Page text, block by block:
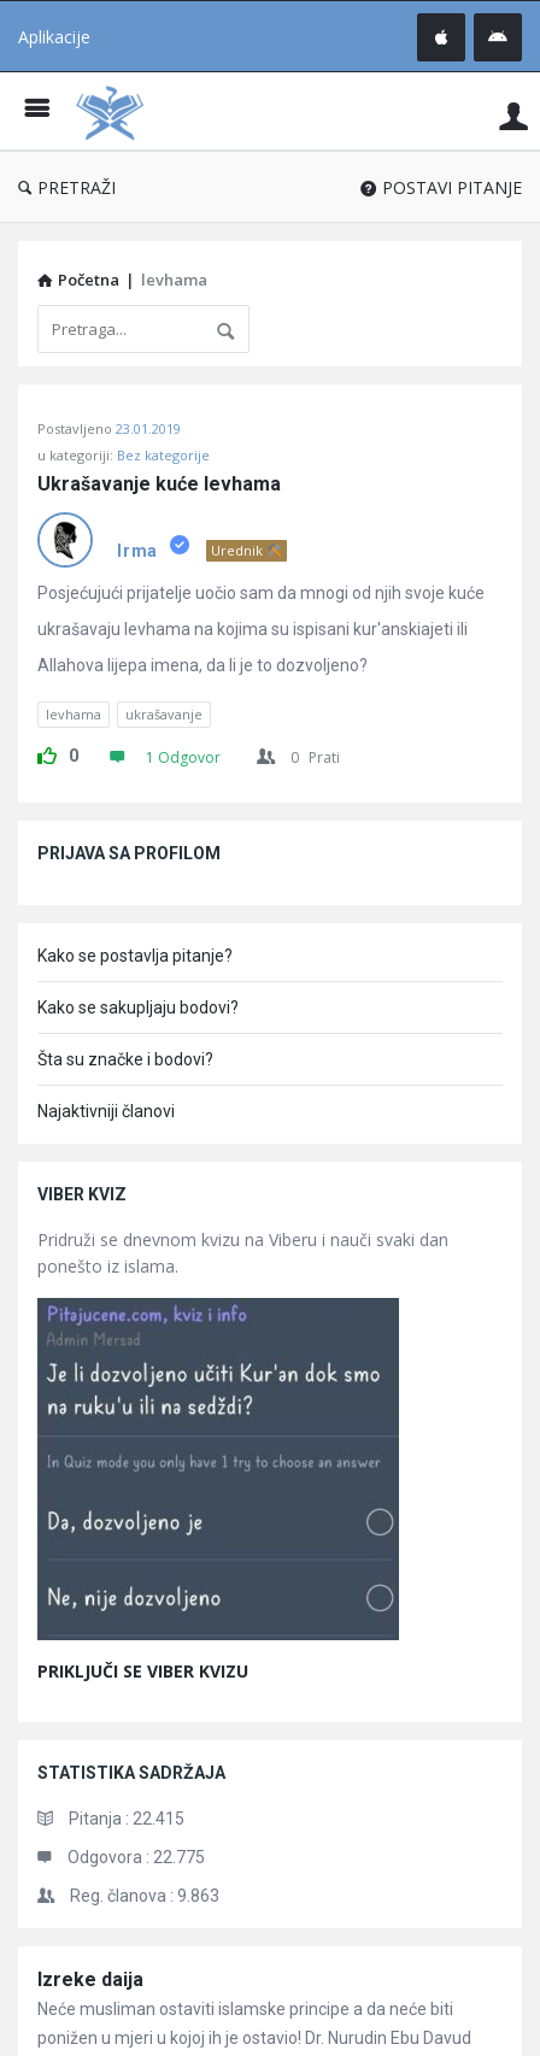
Aplikacije
®
PRETRAŽI POSTAVI PITANJE
Početna | levhama
Učene
Latest
Pitanja
Postavljeno 23.01.2019
u kategoriji: Bez kategorije
Ukrašavanje kuće levhama
Irma Urednik
Posjećujući prijatelje uočio sam da mnogi od njih svoje kuće
ukrašavaju levhama na kojima su ispisani kur'anskiajeti ili
Allahova lijepa imena, da li je to dozvoljeno?
levhama ukrašavanje
0 1 Odgovor 0 Prati
PRIJAVA SA PROFILOM
Kako se postavlja pitanje?
Kako se sakupljaju bodovi?
Šta su značke i bodovi?
Najaktivniji članovi
VIBER KVIZ
Pridruži se dnevnom kvizu na Viberu i nauči svaki dan
ponešto iz islama.
PRIKLJUČI SE VIBER KVIZU
STATISTIKA SADRŽAJA
Pitanja : 22.415
Odgovora : 22.775
Reg. članova : 9.863
Članci
Izreke daija
Neće musliman ostaviti islamske principe a da neće biti
ponižen u mjeri u kojoj ih je ostavio! Dr. Nurudin Ebu Davud